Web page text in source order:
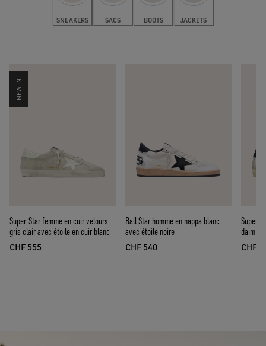
SNEAKERS SACS BOOTS JACKETS
Super-Star femme en cuir velours
gris clair avec étoile en cuir blanc
CHF 555
prix actuel CHF 555
NEW IN
Ball Star homme en nappa blanc
avec étoile noire
CHF 540
prix actuel CHF 540
Super-
daim
CHF
prix